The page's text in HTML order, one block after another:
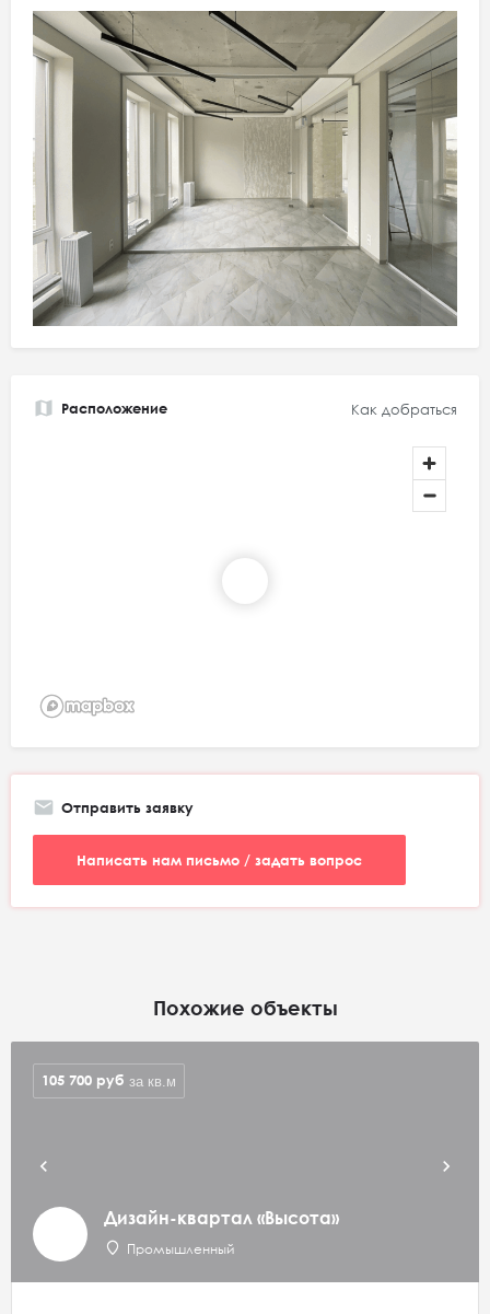
Расположение Как добраться
Отправить заявку
Написать нам письмо / задать вопрос
Похожие объекты
Дизайн-квартал «Высота»
Промышленный
105 700 руб за кв.м